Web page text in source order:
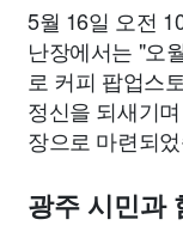
5월 16일 오전
난장에서는 "오
로 커피 팝업스
정신을 되새기
장으로 마련되
광주 시민과